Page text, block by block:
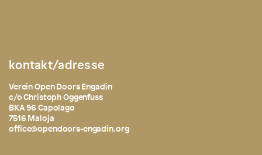
kontakt/adresse
Verein Open Doors Engadin
c/o Christoph Oggenfuss
BKA 96 Capolago
7516 Maloja
office@opendoors-engadin.org